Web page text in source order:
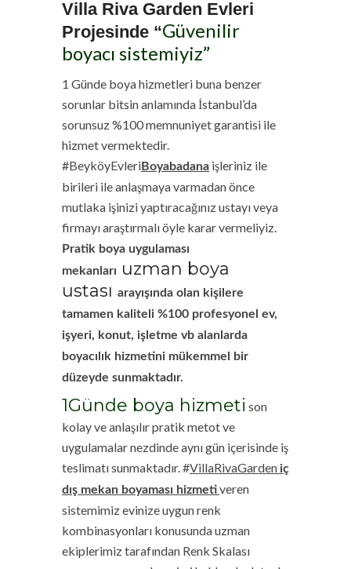
Villa Riva Garden Evleri
Projesinde “Güvenilir
boyacı sistemiyiz”
1 Günde boya hizmetleri buna benzer
sorunlar bitsin anlamında İstanbul’da
sorunsuz %100 memnuniyet garantisi ile
hizmet vermektedir.
#BeyköyEvleriBoyabadana işleriniz ile
birileri ile anlaşmaya varmadan önce
mutlaka işinizi yaptıracağınız ustayı veya
firmayı araştırmalı öyle karar vermeliyiz.
Pratik boya uygulaması
mekanları uzman boya
ustası arayışında olan kişilere
tamamen kaliteli %100 profesyonel ev,
işyeri, konut, işletme vb alanlarda
boyacılık hizmetini mükemmel bir
düzeyde sunmaktadır.
1Günde boya hizmeti son
kolay ve anlaşılır pratik metot ve
uygulamalar nezdinde aynı gün içerisinde iş
teslimatı sunmaktadır. #VillaRivaGarden iç
dış mekan boyaması hizmetiveren
sistemimiz evinize uygun renk
kombinasyonları konusunda uzman
ekiplerimiz tarafından Renk Skalası